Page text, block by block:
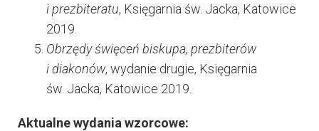
i prezbiteratu, Księgarnia św. Jacka, Katowice
2019.
Obrzędy święceń biskupa, prezbiterów
i diakonów, wydanie drugie, Księgarnia
św. Jacka, Katowice 2019.
Aktualne wydania wzorcowe: